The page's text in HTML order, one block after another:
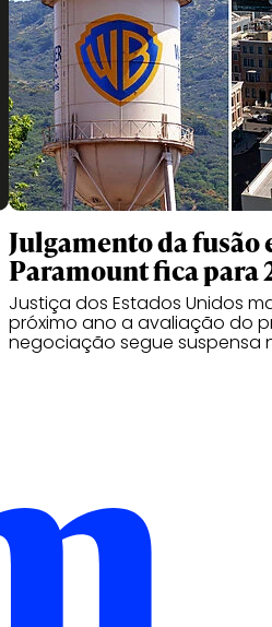
Julgamento da fusão
Paramount fica para
Justiça dos Estados Unidos
próximo ano a avaliação do
negociação segue suspensa